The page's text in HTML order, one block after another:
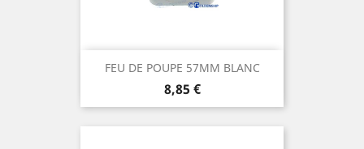
FEU DE POUPE 57MM BLANC
Prix
8,85 €